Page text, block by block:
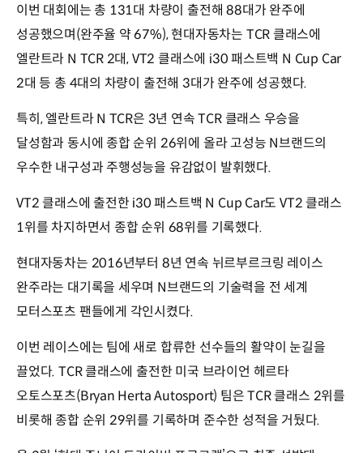
이번 대회에는 총 131대 차량이 출전해 88대가 완주에
성공했으며(완주율 약 67%), 현대자동차는 TCR 클래스에
엘란트라 N TCR 2대, VT2 클래스에 i30 패스트백 N Cup Car
2대 등 총 4대의 차량이 출전해 3대가 완주에 성공했다.
특히, 엘란트라 N TCR은 3년 연속 TCR 클래스 우승을
달성함과 동시에 종합 순위 26위에 올라 고성능 N브랜드의
우수한 내구성과 주행성능을 유감없이 발휘했다.
VT2 클래스에 출전한 i30 패스트백 N Cup Car도 VT2 클래스
1위를 차지하면서 종합 순위 68위를 기록했다.
현대자동차는 2016년부터 8년 연속 뉘르부르크링 레이스
완주라는 대기록을 세우며 N브랜드의 기술력을 전 세계
모터스포츠 팬들에게 각인시켰다.
이번 레이스에는 팀에 새로 합류한 선수들의 활약이 눈길을
끌었다. TCR 클래스에 출전한 미국 브라이언 헤르타
오토스포츠(Bryan Herta Autosport) 팀은 TCR 클래스 2위를
비롯해 종합 순위 29위를 기록하며 준수한 성적을 거뒀다.